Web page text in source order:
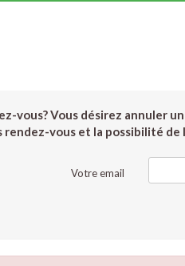
vous? Vous désirez annuler
rendez-vous et la possibilité de
Votre email